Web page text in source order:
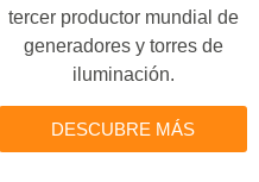
tercer productor mundial de
generadores y torres de
iluminación.
DESCUBRE MÁS